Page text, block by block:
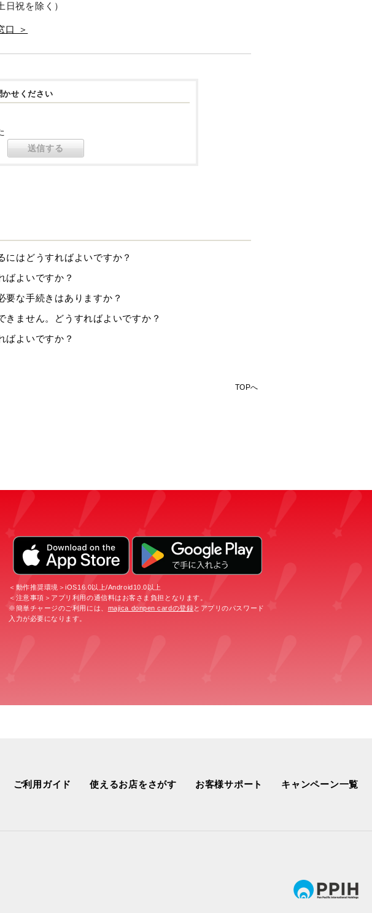
祝を除く）
口 ＞
かせください
にはどうすればよいですか？
ばよいですか？
要な手続きはありますか？
ません。どうすればよいですか？
ばよいですか？
TOPへ
＜動作推奨環境＞iOS16.0以上/Android10.0以上
＜注意事項＞アプリ利用の通信料はお客さま負担となります。
※簡単チャージのご利用には、 majica donpen cardの登録とアプリのパスワード
入力が必要になります。
ご利用ガイド 使えるお店をさがす お客様サポート キャンペーン一覧